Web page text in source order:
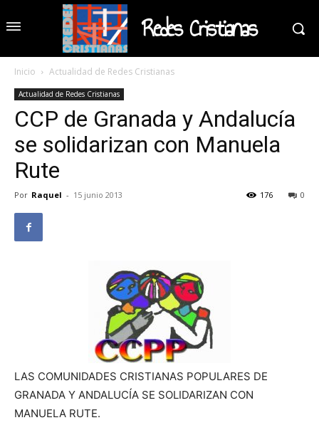
Redes Cristianas
Inicio Actualidad de Redes Cristianas
Actualidad de Redes Cristianas
CCP de Granada y Andalucía
se solidarizan con Manuela
Rute
Por Raquel - 15 junio 2013 0
176
LAS COMUNIDADES CRISTIANAS POPULARES DE
GRANADA Y ANDALUCÍA SE SOLIDARIZAN CON
MANUELA RUTE.